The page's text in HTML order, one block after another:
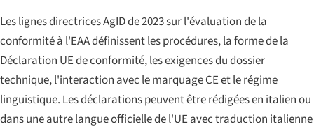
Les lignes directrices AgID de 2023 sur l'évaluation de la
conformité à l'EAA définissent les procédures, la forme de la
Déclaration UE de conformité, les exigences du dossier
technique, l'interaction avec le marquage CE et le régime
linguistique. Les déclarations peuvent être rédigées en italien ou
dans une autre langue officielle de l'UE avec traduction italienne